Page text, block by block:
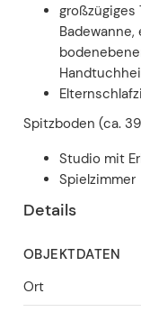
Spitzboden (ca.
Studio mit
Spielzimmer
Details
OBJEKTDATEN
Ort